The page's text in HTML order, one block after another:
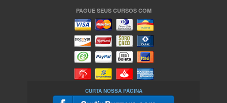
PAGUE SEUS CURSOS COM
CURTA NOSSA PÁGINA